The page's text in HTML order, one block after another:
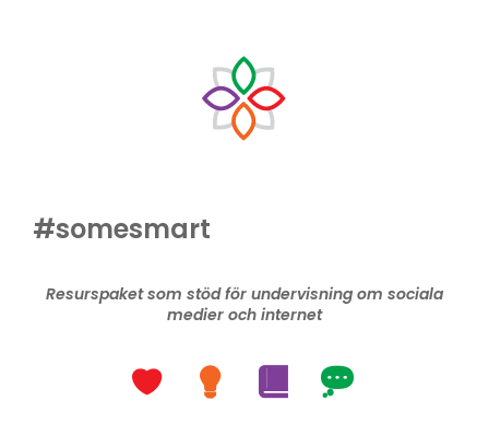
#somesmart
Resurspaket som stöd för undervisning om sociala
medier och internet